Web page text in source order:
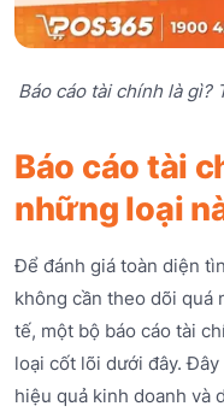
Báo cáo tài chính là gì?
Báo cáo tài
những loại
Để đánh giá toàn diện
không cần theo dõi quá
tế, một bộ báo cáo tài
loại cốt lõi dưới đây. Đây
hiệu quả kinh doanh và